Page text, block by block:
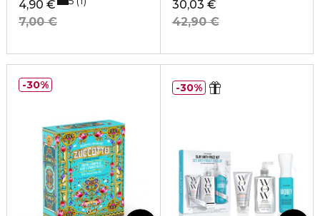
4,90 €
7,00 €
30,03 €
42,90 €
30% 30%